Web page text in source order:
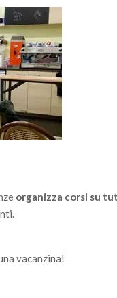
organizza corsi su
vacanzina!